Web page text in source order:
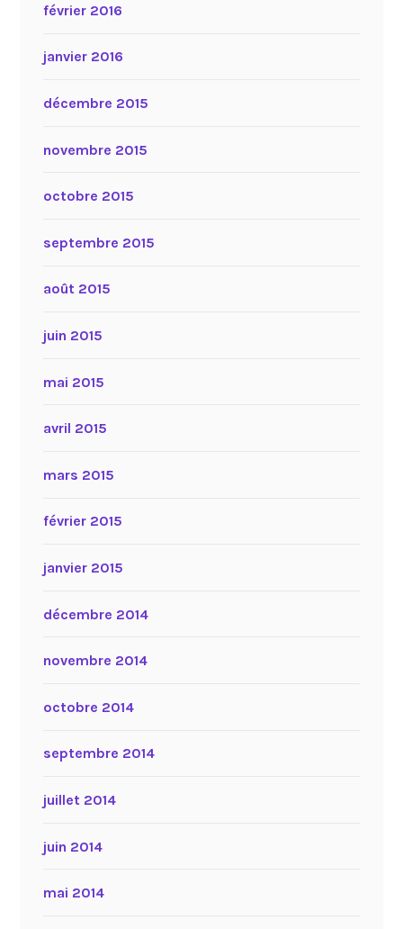
février 2016
janvier 2016
décembre 2015
novembre 2015
octobre 2015
septembre 2015
août 2015
juin 2015
mai 2015
avril 2015
mars 2015
février 2015
janvier 2015
décembre 2014
novembre 2014
octobre 2014
septembre 2014
juillet 2014
juin 2014
mai 2014